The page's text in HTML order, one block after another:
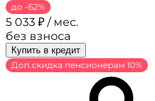
до -62%
5 033 ₽ / мес.
без взноса
Купить в кредит
Доп.скидка пенсионерам 10%